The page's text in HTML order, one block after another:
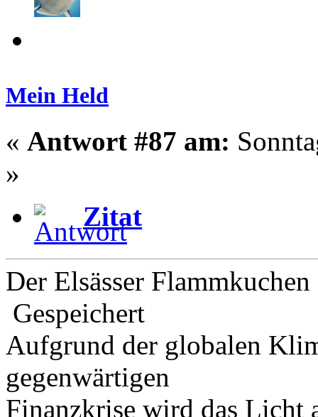
Mein Held
« Antwort #87 am:
»
Zitat
Der Elsässer
Gespeichert
Aufgrund der globalen
gegenwärtigen
Finanzkrise wird das Licht